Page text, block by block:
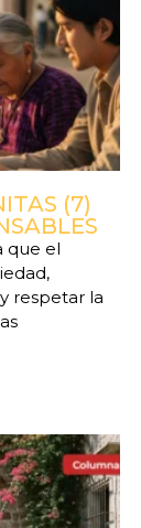
(7)
que el
respetar la